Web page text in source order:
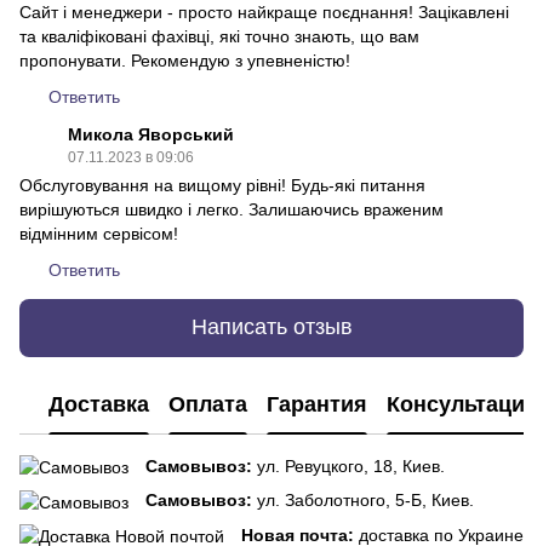
Сайт і менеджери - просто найкраще поєднання! Зацікавлені
та кваліфіковані фахівці, які точно знають, що вам
пропонувати. Рекомендую з упевненістю!
Ответить
Микола Яворський
07.11.2023 в 09:06
Обслуговування на вищому рівні! Будь-які питання
вирішуються швидко і легко. Залишаючись враженим
відмінним сервісом!
Ответить
Написать отзыв
Доставка Оплата Гарантия Консультация
Самовывоз: ул. Ревуцкого, 18, Киев.
Самовывоз: ул. Заболотного, 5-Б, Киев.
Новая почта: доставка по Украине